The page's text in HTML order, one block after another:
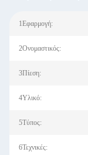
1Εφαρμογή:
2Ονομαστικός:
3Πίεση:
4Υλικό:
5Τύπος:
6Τεχνικές: